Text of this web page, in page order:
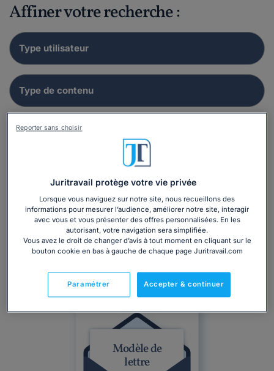
Affiner votre recherche :
Modèle de
lettre
Juritravail protège votre vie privée
Lorsque vous naviguez sur notre site, nous recueillons des
informations pour mesurer l’audience, améliorer notre site, interagir
avec vous et vous présenter des offres personnalisées. En les
autorisant, votre navigation sera simplifiée.
Vous avez le droit de changer d’avis à tout moment en cliquant sur le
bouton cookie en bas à gauche de chaque page Juritravail.com
Accepter & continuer
Paramétrer
Reporter sans choisir